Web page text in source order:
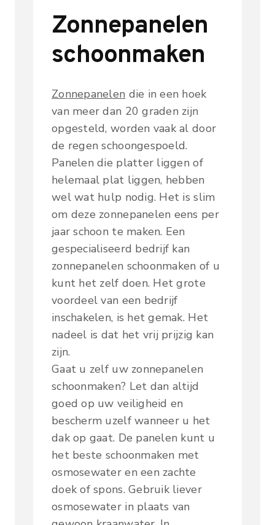
Zonnepanelen
schoonmaken
Zonnepanelen die in een hoek
van meer dan 20 graden zijn
opgesteld, worden vaak al door
de regen schoongespoeld.
Panelen die platter liggen of
helemaal plat liggen, hebben
wel wat hulp nodig. Het is slim
om deze zonnepanelen eens per
jaar schoon te maken. Een
gespecialiseerd bedrijf kan
zonnepanelen schoonmaken of u
kunt het zelf doen. Het grote
voordeel van een bedrijf
inschakelen, is het gemak. Het
nadeel is dat het vrij prijzig kan
zijn.
Gaat u zelf uw zonnepanelen
schoonmaken? Let dan altijd
goed op uw veiligheid en
bescherm uzelf wanneer u het
dak op gaat. De panelen kunt u
het beste schoonmaken met
osmosewater en een zachte
doek of spons. Gebruik liever
osmosewater in plaats van